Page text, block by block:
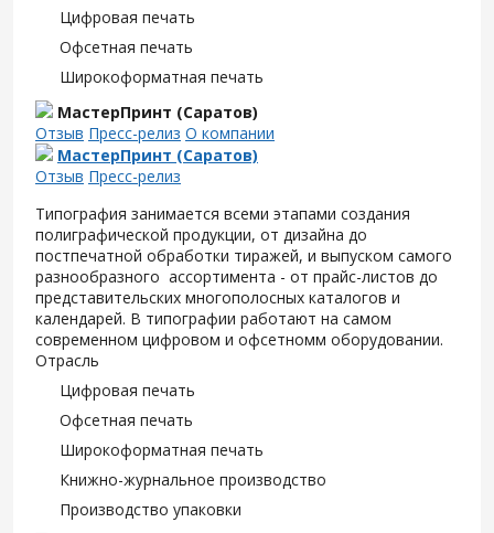
Цифровая печать
Офсетная печать
Широкоформатная печать
МастерПринт (Саратов)
Отзыв Пресс-релиз О компании
МастерПринт (Саратов)
Отзыв Пресс-релиз
Типография занимается всеми этапами создания
полиграфической продукции, от дизайна до
постпечатной обработки тиражей, и выпуском самого
разнообразного ассортимента - от прайс-листов до
представительских многополосных каталогов и
календарей. В типографии работают на самом
современном цифровом и офсетномм оборудовании.
Отрасль
Цифровая печать
Офсетная печать
Широкоформатная печать
Книжно-журнальное производство
Производство упаковки